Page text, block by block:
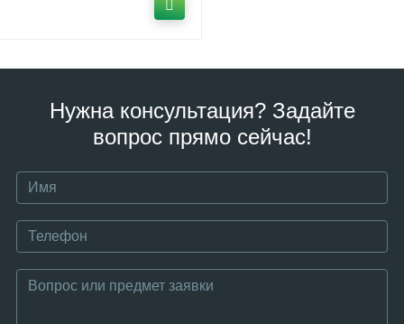
Нужна консультация? Задайте
вопрос прямо сейчас!